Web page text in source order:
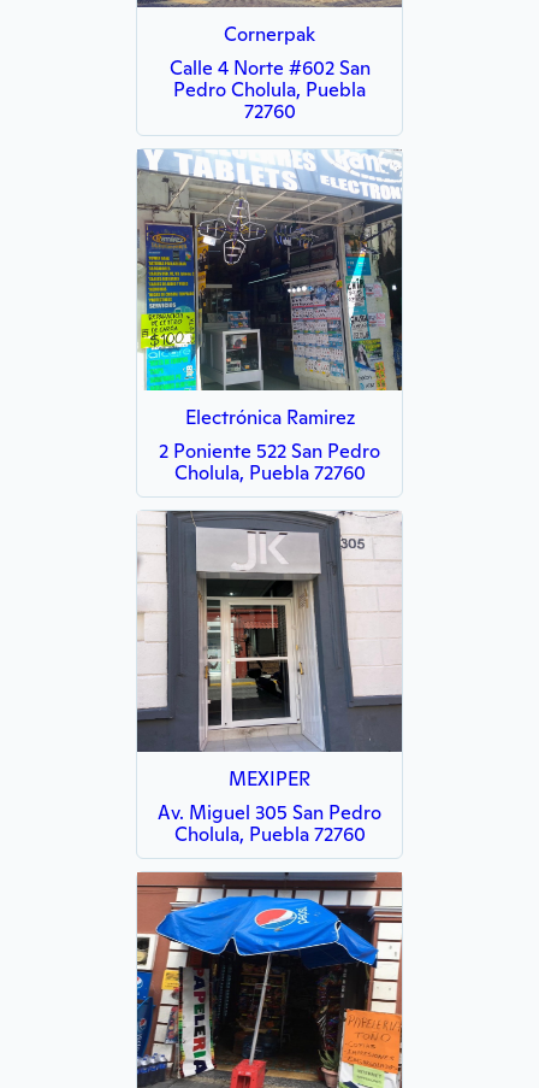
Cornerpak
Calle 4 Norte #602 San
Pedro Cholula, Puebla
72760
Electrónica Ramirez
2 Poniente 522 San Pedro
Cholula, Puebla 72760
MEXIPER
Av. Miguel 305 San Pedro
Cholula, Puebla 72760